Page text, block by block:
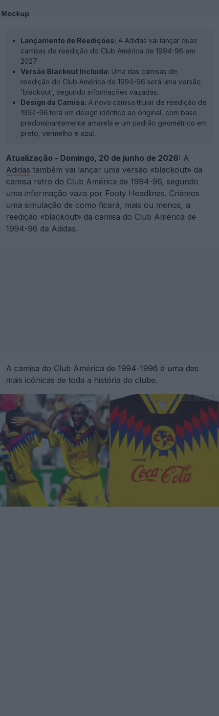
Lançamento de Reedições: A Adidas vai lançar duas
camisas de reedição do Club América de 1994-96 em
2027.
Versão Blackout Incluída: Uma das camisas de
reedição do Club América de 1994-96 será uma versão
'blackout', segundo informações vazadas.
Design da Camisa: A nova camisa titular de reedição de
1994-96 terá um design idêntico ao original, com base
predominantemente amarela e um padrão geométrico em
preto, vermelho e azul.
Atualização - Domingo, 20 de junho de 2026: A
Adidas também vai lançar uma versão «blackout» da
camisa retro do Club América de 1994-96, segundo
uma informação vaza por Footy Headlines. Criámos
uma simulação de como ficará, mais ou menos, a
reedição «blackout» da camisa do Club América de
1994-96 da Adidas.
A camisa do Club América de 1994-1996 é uma das
mais icónicas de toda a história do clube.